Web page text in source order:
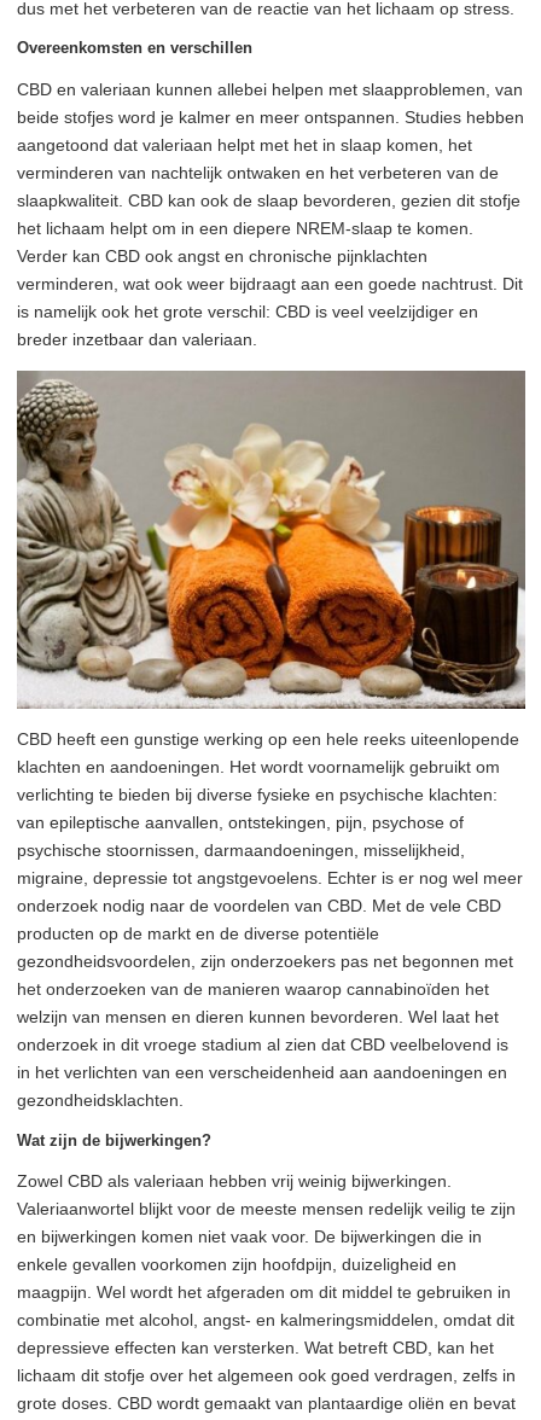
dus met het verbeteren van de reactie van het lichaam op stress.
Overeenkomsten en verschillen
CBD en valeriaan kunnen allebei helpen met slaapproblemen, van
beide stofjes word je kalmer en meer ontspannen. Studies hebben
aangetoond dat valeriaan helpt met het in slaap komen, het
verminderen van nachtelijk ontwaken en het verbeteren van de
slaapkwaliteit. CBD kan ook de slaap bevorderen, gezien dit stofje
het lichaam helpt om in een diepere NREM-slaap te komen.
Verder kan CBD ook angst en chronische pijnklachten
verminderen, wat ook weer bijdraagt aan een goede nachtrust. Dit
is namelijk ook het grote verschil: CBD is veel veelzijdiger en
breder inzetbaar dan valeriaan.
CBD heeft een gunstige werking op een hele reeks uiteenlopende
klachten en aandoeningen. Het wordt voornamelijk gebruikt om
verlichting te bieden bij diverse fysieke en psychische klachten:
van epileptische aanvallen, ontstekingen, pijn, psychose of
psychische stoornissen, darmaandoeningen, misselijkheid,
migraine, depressie tot angstgevoelens. Echter is er nog wel meer
onderzoek nodig naar de voordelen van CBD. Met de vele CBD
producten op de markt en de diverse potentiële
gezondheidsvoordelen, zijn onderzoekers pas net begonnen met
het onderzoeken van de manieren waarop cannabinoïden het
welzijn van mensen en dieren kunnen bevorderen. Wel laat het
onderzoek in dit vroege stadium al zien dat CBD veelbelovend is
in het verlichten van een verscheidenheid aan aandoeningen en
gezondheidsklachten.
Wat zijn de bijwerkingen?
Zowel CBD als valeriaan hebben vrij weinig bijwerkingen.
Valeriaanwortel blijkt voor de meeste mensen redelijk veilig te zijn
en bijwerkingen komen niet vaak voor. De bijwerkingen die in
enkele gevallen voorkomen zijn hoofdpijn, duizeligheid en
maagpijn. Wel wordt het afgeraden om dit middel te gebruiken in
combinatie met alcohol, angst- en kalmeringsmiddelen, omdat dit
depressieve effecten kan versterken. Wat betreft CBD, kan het
lichaam dit stofje over het algemeen ook goed verdragen, zelfs in
grote doses. CBD wordt gemaakt van plantaardige oliën en bevat